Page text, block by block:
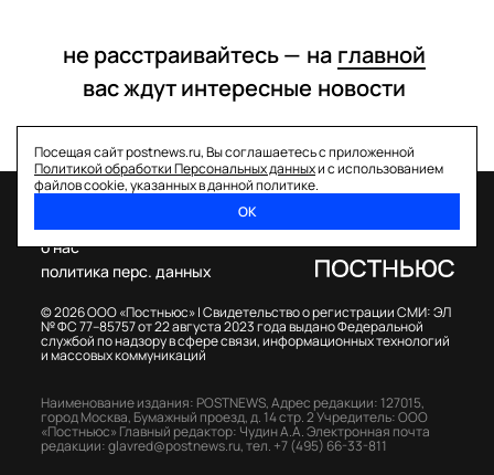
не расстраивайтесь — на главной
вас ждут интересные новости
Посещая сайт postnews.ru, Вы соглашаетесь с приложенной
Политикой обработки Персональных данныхи с использованием
файлов cookie, указанных в данной политике.
ОК
© 2026 ООО «Постньюс» |Свидетельство о регистрации СМИ: ЭЛ
№ ФС 77–85757 от 22 августа 2023 года выдано Федеральной
службой по надзору в сфере связи, информационных технологий
и массовых коммуникаций
о нас
политика перс. данных
Наименование издания: POSTNEWS,Адрес редакции: 127015,
город Москва, Бумажный проезд, д. 14 стр. 2Учредитель: ООО
«Постньюс» Главный редактор: Чудин А.А.Электронная почта
редакции:glavred@postnews.ru,тел. +7 (495) 66-33-811